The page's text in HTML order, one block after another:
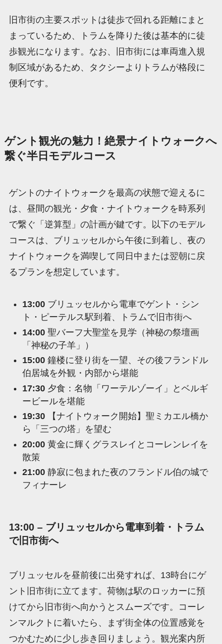
旧市街の主要スポットは徒歩で回れる距離にまと
まっているため、トラムを降りた後は基本的に徒
歩観光になります。なお、旧市街には車両進入規
制区域があるため、タクシーよりトラムが格段に
便利です。
ゲント観光の魅力！絶景ナイトウォークへ
繋ぐ半日モデルコース
ゲントのナイトウォークを最高の状態で迎えるに
は、昼間の観光・夕食・ナイトウォークを時系列
で繋ぐ「逆算型」の計画が鍵です。以下のモデル
コースは、ブリュッセルから午後に到着し、夜の
ナイトウォークを満喫して同日中または翌朝に戻
るプランを想定しています。
13:00ブリュッセルから電車でゲント・シン
ト・ピーテルス駅到着、トラムで旧市街へ
14:00聖バーフ大聖堂を見学（神秘の祭壇画
「神秘の子羊」）
15:00鐘楼に登り街を一望、その後フランドル
伯居城を外観・内部から堪能
17:30夕食：名物「ワーテルゾーイ」とベルギ
ービールを堪能
19:30【ナイトウォーク開始】聖ミカエル橋か
ら「三つの塔」を望む
20:00黄金に輝くグラスレイとコーレンレイを
散策
21:00静寂に包まれた夜のフランドル伯の城で
フィナーレ
13:00 – ブリュッセルから電車到着・トラム
で旧市街へ
ブリュッセルを昼前後に出発すれば、13時台にゲ
ント旧市街に立てます。荷物は駅のロッカーに預
けてから旧市街へ向かうとスムーズです。コーレ
ンマルクトに着いたら、まず街全体の位置感覚を
つかむために少し歩き回りましょう。観光案内所